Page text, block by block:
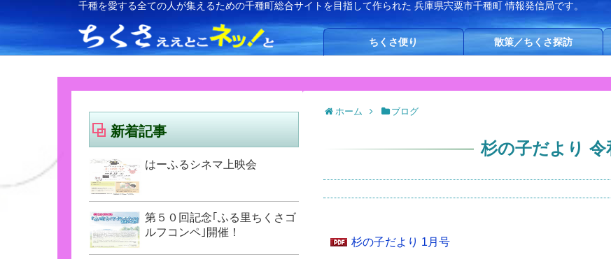
千種を愛する全ての人が集えるための千種町総合サイトを目指して作られた 兵庫県宍粟市千種町 情報発信局です。
ちくさ便り 散策／ちくさ探訪
ホーム ブログ
杉の子だより 令
杉の子だより 1月号
新着記事
はーふるシネマ上映会
第５０回記念｢ふる里ちくさゴ
ルフコンペ｣開催！